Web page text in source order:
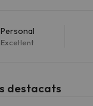
Personal
Excel·lent
destacats